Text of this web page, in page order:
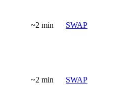
~2 min SWAP
~2 min SWAP